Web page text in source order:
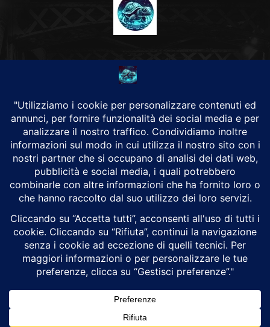
CHI SIAMO
Alground Geopolitica e Cyberwarfare.
Da una idea di Brunilde Trizio
Alground fa parte del Gruppo Trizio
SEGUICI
Alground - Testata di Art Consulting - P.iva 02701880995 - Genova -
Cyberwarfare